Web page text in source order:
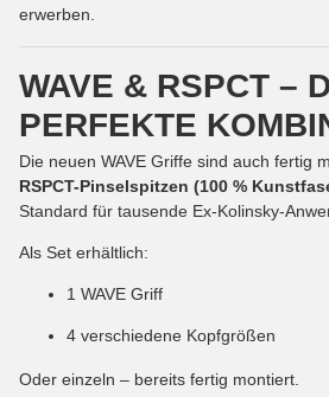
erwerben.
WAVE & RSPCT –
PERFEKTE
Die neuen WAVE Griffe sind auch fertig
RSPCT-Pinselspitzen (100 %
Standard für tausende Ex-Kolinsky-
Als Set erhältlich:
1 WAVE Griff
4 verschiedene Kopfgrößen
Oder einzeln – bereits fertig montiert.